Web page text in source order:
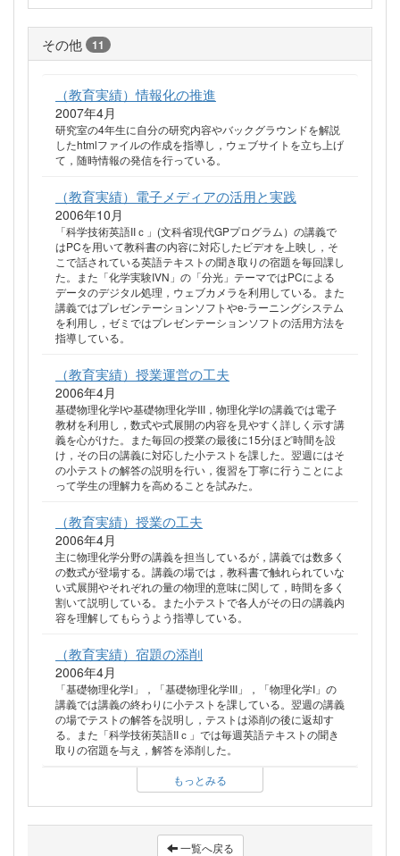
その他 11
（教育実績）情報化の推進
2007年4月
研究室の4年生に自分の研究内容やバックグラウンドを解説
したhtmlファイルの作成を指導し，ウェブサイトを立ち上げ
て，随時情報の発信を行っている。
（教育実績）電子メディアの活用と実践
2006年10月
「科学技術英語IIｃ」(文科省現代GPプログラム）の講義で
はPCを用いて教科書の内容に対応したビデオを上映し，そ
こで話されている英語テキストの聞き取りの宿題を毎回課し
た。また「化学実験IVN」の「分光」テーマではPCによる
データのデジタル処理，ウェブカメラを利用している。また
講義ではプレゼンテーションソフトやe-ラーニングシステム
を利用し，ゼミではプレゼンテーションソフトの活用方法を
指導している。
（教育実績）授業運営の工夫
2006年4月
基礎物理化学Iや基礎物理化学III，物理化学Iの講義では電子
教材を利用し，数式や式展開の内容を見やすく詳しく示す講
義を心がけた。また毎回の授業の最後に15分ほど時間を設
け，その日の講義に対応した小テストを課した。翌週にはそ
の小テストの解答の説明を行い，復習を丁寧に行うことによ
って学生の理解力を高めることを試みた。
（教育実績）授業の工夫
2006年4月
主に物理化学分野の講義を担当しているが，講義では数多く
の数式が登場する。講義の場では，教科書で触れられていな
い式展開やそれぞれの量の物理的意味に関して，時間を多く
割いて説明している。また小テストで各人がその日の講義内
容を理解してもらうよう指導している。
（教育実績）宿題の添削
2006年4月
「基礎物理化学I」，「基礎物理化学III」，「物理化学I」の
講義では講義の終わりに小テストを課している。翌週の講義
の場でテストの解答を説明し，テストは添削の後に返却す
る。また「科学技術英語IIｃ」では毎週英語テキストの聞き
取りの宿題を与え，解答を添削した。
もっとみる
一覧へ戻る